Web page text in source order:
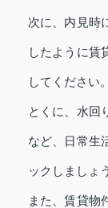
次に、内見時
したように賃
してください。
とくに、水回
など、日常生
ックしましょ
また、賃貸物